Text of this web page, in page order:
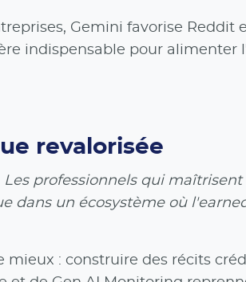
Gemini favorise Reddit
indispensable pour alimenter
revalorisée
professionnels qui
dans un écosystème où
: construire des récits